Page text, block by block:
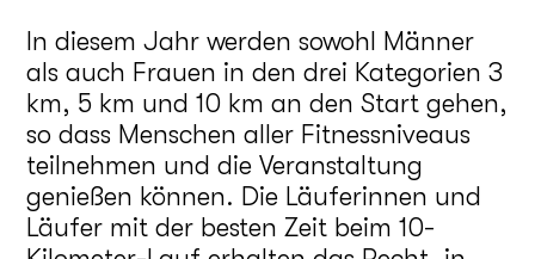
In diesem Jahr werden sowohl Männer
als auch Frauen in den drei Kategorien 3
km, 5 km und 10 km an den Start gehen,
so dass Menschen aller Fitnessniveaus
teilnehmen und die Veranstaltung
genießen können. Die Läuferinnen und
Läufer mit der besten Zeit beim 10-